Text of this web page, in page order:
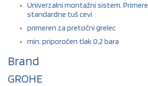
Univerzalni montažni sistem.
standardne tuš cevi
primeren za pretočni grelec
min. priporočen tlak 0,2 bara
Brand
GROHE